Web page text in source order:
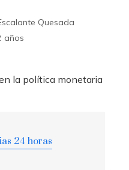
Quesada
años
24 horas